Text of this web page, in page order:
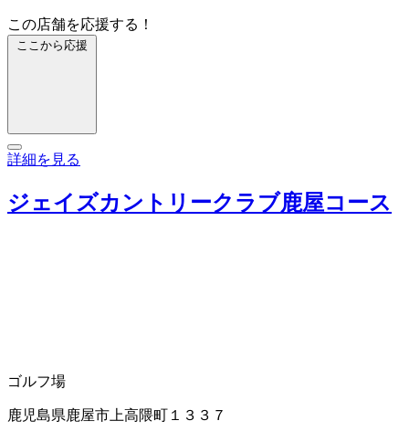
この店舗を応援する！
ここから応援
詳細を見る
ジェイズカントリークラブ鹿屋コース
ゴルフ場
鹿児島県鹿屋市上高隈町１３３７